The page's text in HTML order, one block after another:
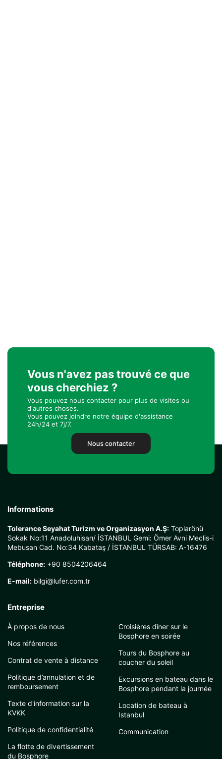
Vous n'avez pas trouvé ce que
vous cherchiez ?
Vous pouvez nous contacter pour plus de visites ou
d'autres choses.
Vous pouvez joindre notre équipe d'assistance
24h/24 et 7j/7.
Nous contacter
Informations
Tolerance Seyahat Turizm ve Organizasyon A.Ş: Toplarönü
Sokak No:11 Anadoluhisarı/ İSTANBUL Gemi: Ömer Avni Meclis-i
Mebusan Cad. No:34 Kabataş / İSTANBUL TÜRSAB: A-16476
Téléphone: +90 8504206464
E-mail: bilgi@lufer.com.tr
Entreprise
À propos de nous
Nos références
Contrat de vente à distance
Politique d’annulation et de
remboursement
Texte d'information sur la
KVKK
Politique de confidentialité
La flotte de divertissement
du Bosphore
Croisières dîner sur le
Bosphore en soirée
Tours du Bosphore au
coucher du soleil
Excursions en bateau dans le
Bosphore pendant la journée
Location de bateau à
Istanbul
Communication